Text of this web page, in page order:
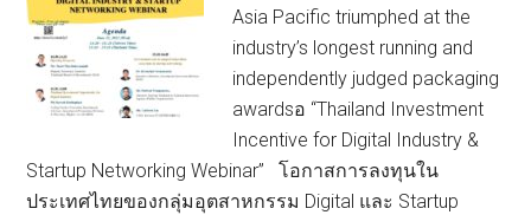
Asia Pacific triumphed at the
industry’s longest running and
independently judged packaging
awardsอ “Thailand Investment
Incentive for Digital Industry &
Startup Networking Webinar” โอกาสการลงทุนใน
ประเทศไทยของกลุ่มอุตสาหกรรม Digital และ Startup